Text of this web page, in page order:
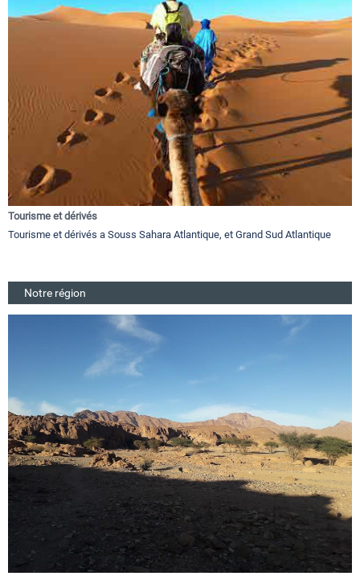
Tourisme et dérivés
Tourisme et dérivés a Souss Sahara Atlantique, et Grand Sud Atlantique
Notre région